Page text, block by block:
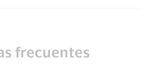
frecuentes